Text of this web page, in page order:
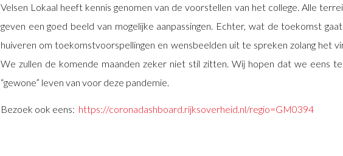
Velsen Lokaal heeft kennis genomen van de voorstellen van het college. Alle
geven een goed beeld van mogelijke aanpassingen. Echter, wat de toekomst
huiveren om toekomstvoorspellingen en wensbeelden uit te spreken zolang het
We zullen de komende maanden zeker niet stil zitten. Wij hopen dat we eens
“gewone” leven van voor deze pandemie.
Bezoek ook eens: https://coronadashboard.rijksoverheid.nl/regio=GM0394